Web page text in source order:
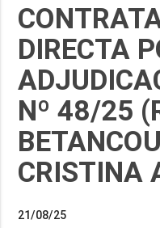
DIRECTA
Nº 48/25
CRISTINA
21/08/25